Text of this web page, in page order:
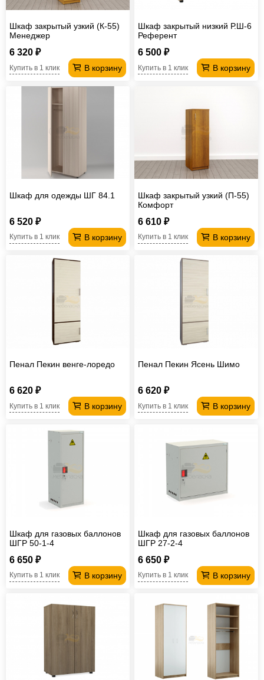
Шкаф закрытый узкий (К-55)
Менеджер
6 320 ₽
В корзину
Купить в 1 клик
Шкаф закрытый низкий Р.Ш-6
Референт
6 500 ₽
В корзину
Купить в 1 клик
Шкаф для одежды ШГ 84.1
6 520 ₽
В корзину
Купить в 1 клик
Шкаф закрытый узкий (П-55)
Комфорт
6 610 ₽
В корзину
Купить в 1 клик
Пенал Пекин венге-лоредо
6 620 ₽
В корзину
Купить в 1 клик
Пенал Пекин Ясень Шимо
6 620 ₽
В корзину
Купить в 1 клик
Шкаф для газовых баллонов
ШГР 50-1-4
6 650 ₽
В корзину
Купить в 1 клик
Шкаф для газовых баллонов
ШГР 27-2-4
6 650 ₽
В корзину
Купить в 1 клик